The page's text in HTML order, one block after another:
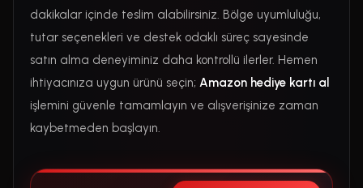
dakikalar içinde teslim alabilirsiniz. Bölge uyumluluğu,
tutar seçenekleri ve destek odaklı süreç sayesinde
satın alma deneyiminiz daha kontrollü ilerler. Hemen
ihtiyacınıza uygun ürünü seçin; Amazon hediye kartı al
işlemini güvenle tamamlayın ve alışverişinize zaman
kaybetmeden başlayın.